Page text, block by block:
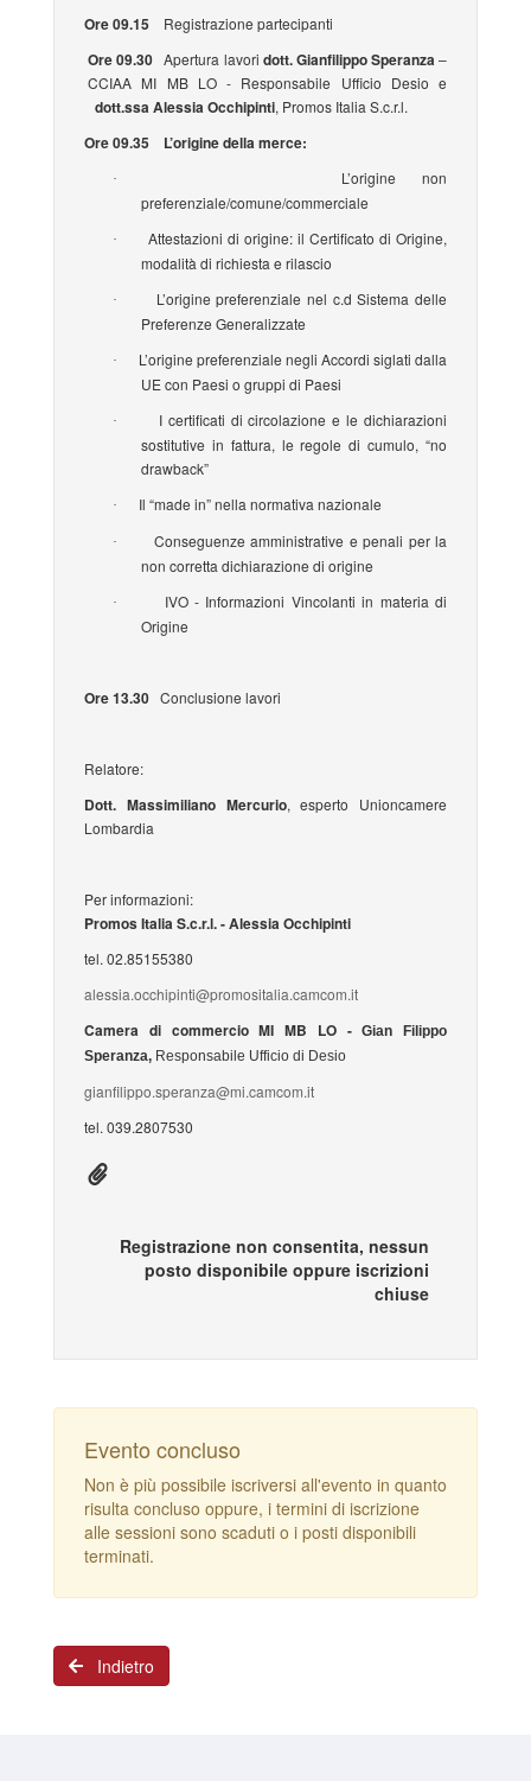
Ore 09.15 Registrazione partecipanti
Ore 09.30Apertura lavori dott. Gianfilippo Speranza –
CCIAA MI MB LO - Responsabile Ufficio Desio e
dott.ssa Alessia Occhipinti, Promos Italia S.c.r.l.
Ore 09.35 L’origine della merce:
·
L’origine non
preferenziale/comune/commerciale
·
Attestazioni di origine: il Certificato di Origine,
modalità di richiesta e rilascio
·
L’origine preferenziale nel c.d Sistema delle
Preferenze Generalizzate
·
L’origine preferenziale negli Accordi siglati dalla
UE con Paesi o gruppi di Paesi
·
I certificati di circolazione e le dichiarazioni
sostitutive in fattura, le regole di cumulo, “no
drawback”
· Il “made in” nella normativa nazionale
·
Conseguenze amministrative e penali per la
non corretta dichiarazione di origine
·
IVO - Informazioni Vincolanti in materia di
Origine
Ore 13.30 Conclusione lavori
Relatore:
Dott. Massimiliano Mercurio, esperto Unioncamere
Lombardia
Per informazioni:
Promos Italia S.c.r.l. -Alessia Occhipinti
tel. 02.85155380
alessia.occhipinti@promositalia.camcom.it
Camera di commercio MI MB LO -Gian Filippo
Speranza, Responsabile Ufficio di Desio
gianfilippo.speranza@mi.camcom.it
tel. 039.2807530
Registrazione non consentita, nessun
posto disponibile oppure iscrizioni
chiuse
Evento concluso
Non è più possibile iscriversi all'evento in quanto
risulta concluso oppure, i termini di iscrizione
alle sessioni sono scaduti o i posti disponibili
terminati.
Indietro